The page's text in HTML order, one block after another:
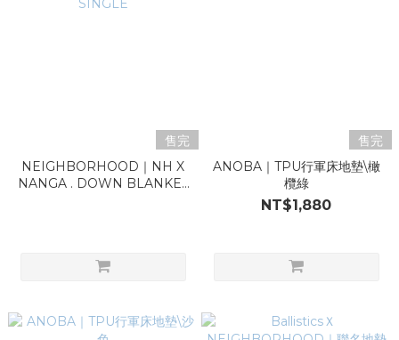
售完
NEIGHBORHOOD｜NH X
NANGA . DOWN BLANKET
售完
ANOBA｜TPU行軍床地墊\橄
欖綠
NT$1,880